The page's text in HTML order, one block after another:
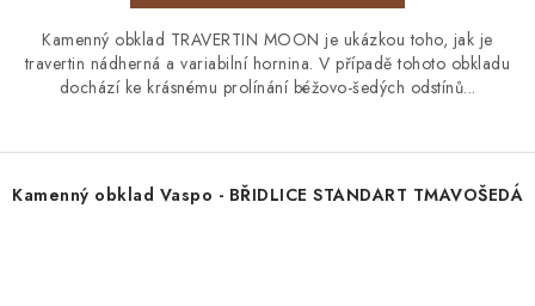
Kamenný obklad TRAVERTIN MOON je ukázkou toho, jak je
travertin nádherná a variabilní hornina. V případě tohoto obkladu
dochází ke krásnému prolínání béžovo-šedých odstínů...
Kamenný obklad Vaspo - BŘIDLICE STANDART TMAVOŠEDÁ